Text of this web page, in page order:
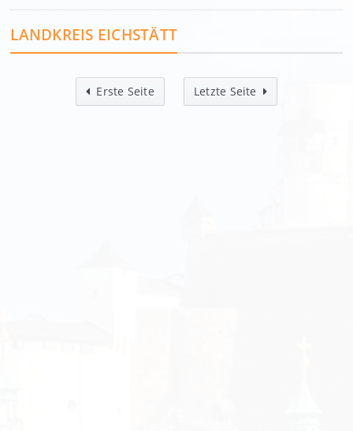
LANDKREIS EICHSTÄTT
Erste Seite Letzte Seite